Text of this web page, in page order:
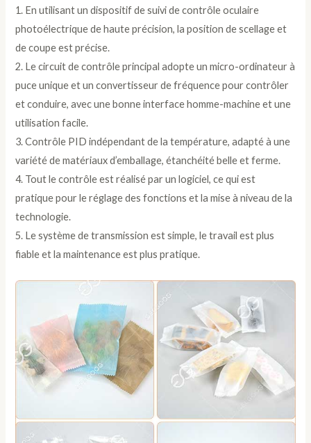
1. En utilisant un dispositif de suivi de contrôle oculaire
photoélectrique de haute précision, la position de scellage et
de coupe est précise.
2. Le circuit de contrôle principal adopte un micro-ordinateur à
puce unique et un convertisseur de fréquence pour contrôler
et conduire, avec une bonne interface homme-machine et une
utilisation facile.
3. Contrôle PID indépendant de la température, adapté à une
variété de matériaux d’emballage, étanchéité belle et ferme.
4. Tout le contrôle est réalisé par un logiciel, ce qui est
pratique pour le réglage des fonctions et la mise à niveau de la
technologie.
5. Le système de transmission est simple, le travail est plus
fiable et la maintenance est plus pratique.